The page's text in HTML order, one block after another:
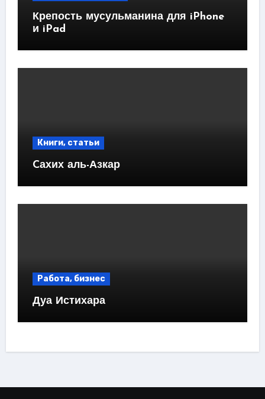
Крепость мусульманина для iPhone
и iPad
Книги, статьи
Cахих аль-Азкар
Работа, бизнес
Дуа Истихара